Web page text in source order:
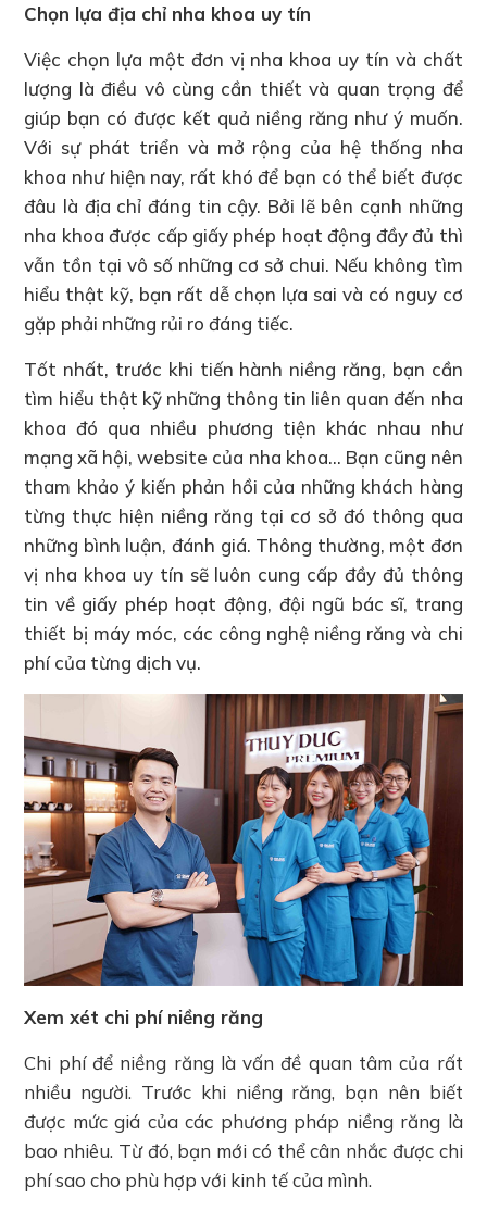
Chọn lựa địa chỉ nha khoa uy tín
Việc chọn lựa một đơn vị nha khoa uy tín và chất
lượng là điều vô cùng cần thiết và quan trọng để
giúp bạn có được kết quả niềng răng như ý muốn.
Với sự phát triển và mở rộng của hệ thống nha
khoa như hiện nay, rất khó để bạn có thể biết được
đâu là địa chỉ đáng tin cậy. Bởi lẽ bên cạnh những
nha khoa được cấp giấy phép hoạt động đầy đủ thì
vẫn tồn tại vô số những cơ sở chui. Nếu không tìm
hiểu thật kỹ, bạn rất dễ chọn lựa sai và có nguy cơ
gặp phải những rủi ro đáng tiếc.
Tốt nhất, trước khi tiến hành niềng răng, bạn cần
tìm hiểu thật kỹ những thông tin liên quan đến nha
khoa đó qua nhiều phương tiện khác nhau như
mạng xã hội, website của nha khoa… Bạn cũng nên
tham khảo ý kiến phản hồi của những khách hàng
từng thực hiện niềng răng tại cơ sở đó thông qua
những bình luận, đánh giá. Thông thường, một đơn
vị nha khoa uy tín sẽ luôn cung cấp đầy đủ thông
tin về giấy phép hoạt động, đội ngũ bác sĩ, trang
thiết bị máy móc, các công nghệ niềng răng và chi
phí của từng dịch vụ.
Xem xét chi phí niềng răng
Chi phí để niềng răng là vấn đề quan tâm của rất
nhiều người. Trước khi niềng răng, bạn nên biết
được mức giá của các phương pháp niềng răng là
bao nhiêu. Từ đó, bạn mới có thể cân nhắc được chi
phí sao cho phù hợp với kinh tế của mình.